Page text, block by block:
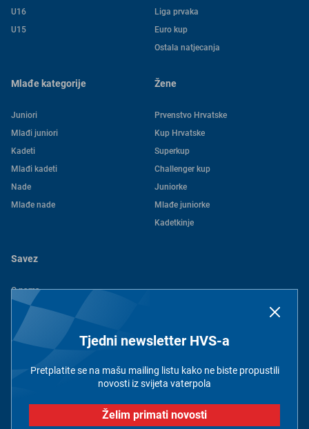
U16
U15
Liga prvaka
Euro kup
Ostala natjecanja
Mlađe kategorije
Juniori
Mlađi juniori
Kadeti
Mlađi kadeti
Nade
Mlađe nade
Žene
Prvenstvo Hrvatske
Kup Hrvatske
Superkup
Challenger kup
Juniorke
Mlađe juniorke
Kadetkinje
Savez
O nama
Povijest
Kontakt
Dokumenti
Tjedni newsletter HVS-a
Pretplatite se na mašu mailing listu kako ne biste propustili
novosti iz svijeta vaterpola
Želim primati novosti